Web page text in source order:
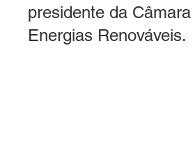
presidente da
Energias Renováveis.